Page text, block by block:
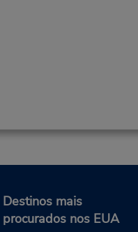
Destinos mais
procurados nos EUA